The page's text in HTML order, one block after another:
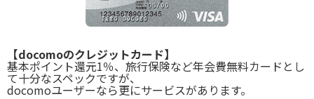
【docomoのクレジットカード】
基本ポイント還元1％、旅行保険など年会費無料カードとし
て十分なスペックですが、
docomoユーザーなら更にサービスがあります。